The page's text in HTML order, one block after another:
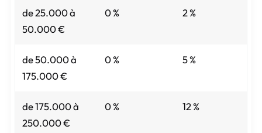
de 25.000 à
50.000 €
0 % 2 %
de 50.000 à
175.000 €
0 % 5 %
de 175.000 à
250.000 €
0 % 12 %